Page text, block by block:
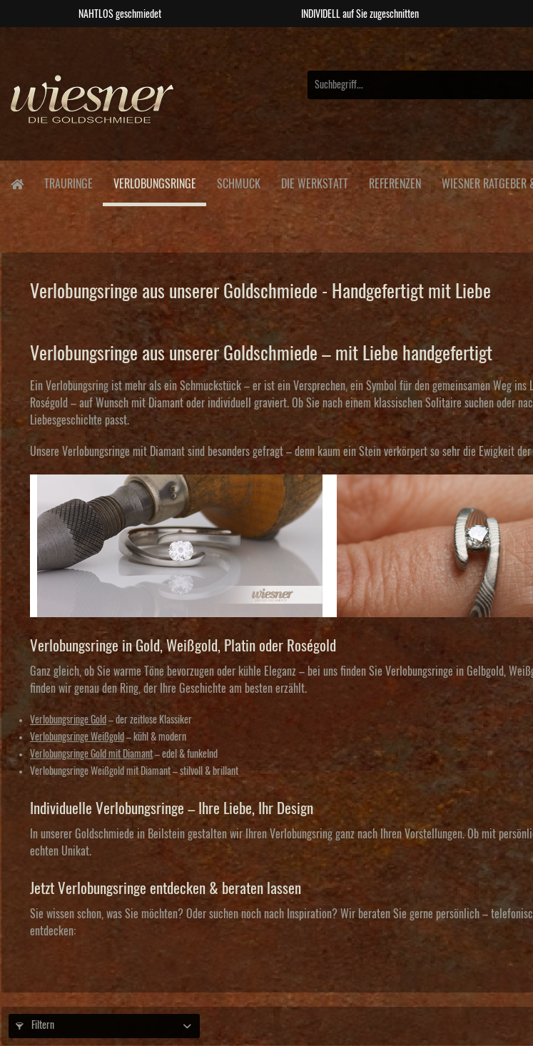
NAHTLOS geschmiedet INDIVIDELL auf Sie zugeschnitten
TRAURINGE VERLOBUNGSRINGE SCHMUCK DIE WERKSTATT REFERENZEN WIESNER RATGEBER
Verlobungsringe aus unserer Goldschmiede - Handgefertigt mit Liebe
Verlobungsringe aus unserer Goldschmiede – mit Liebe handgefertigt
Ein Verlobungsring ist mehr als ein Schmuckstück – er ist ein Versprechen, ein Symbol für den gemeinsamen Weg
Roségold – auf Wunsch mit Diamant oder individuell graviert. Ob Sie nach einem klassischen Solitaire suchen oder
Liebesgeschichte passt.
Unsere Verlobungsringe mit Diamant sind besonders gefragt – denn kaum ein Stein verkörpert so sehr die Ewigkeit
Verlobungsringe in Gold, Weißgold, Platin oder Roségold
Ganz gleich, ob Sie warme Töne bevorzugen oder kühle Eleganz – bei uns finden Sie Verlobungsringe in Gelbgold
finden wir genau den Ring, der Ihre Geschichte am besten erzählt.
Verlobungsringe Gold – der zeitlose Klassiker
Verlobungsringe Weißgold – kühl & modern
Verlobungsringe Gold mit Diamant – edel & funkelnd
Verlobungsringe Weißgold mit Diamant– stilvoll & brillant
Individuelle Verlobungsringe – Ihre Liebe, Ihr Design
In unserer Goldschmiede in Beilstein gestalten wir Ihren Verlobungsring ganz nach Ihren Vorstellungen. Ob mit
echten Unikat.
Jetzt Verlobungsringe entdecken & beraten lassen
Sie wissen schon, was Sie möchten? Oder suchen noch nach Inspiration? Wir beraten Sie gerne persönlich –
entdecken:
Filtern